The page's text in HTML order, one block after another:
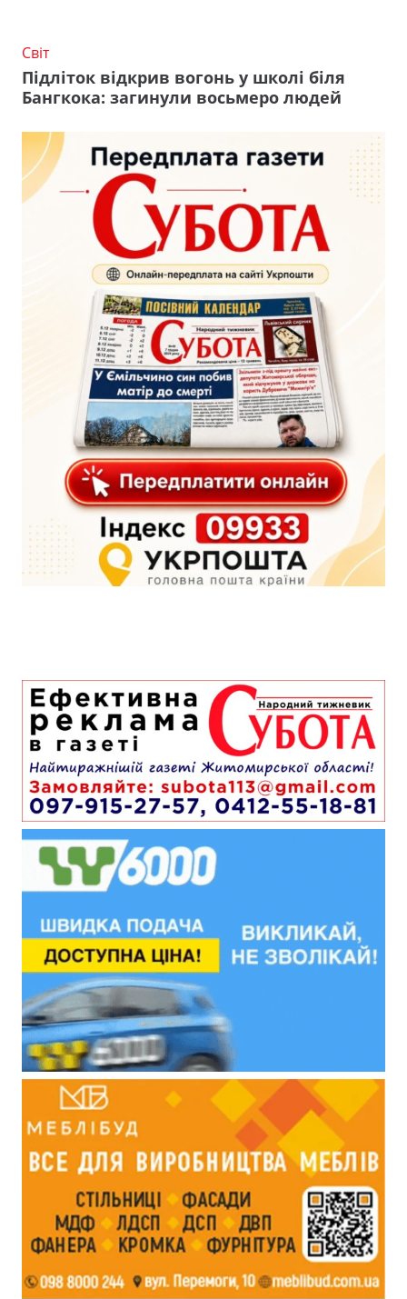
Світ
Підліток відкрив вогонь у школі біля
Бангкока: загинули восьмеро людей